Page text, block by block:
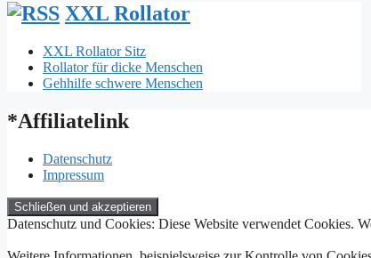
XXL Rollator
XXL Rollator Sitz
Rollator für dicke Menschen
Gehhilfe schwere Menschen
*Affiliatelink
Datenschutz
Impressum
Datenschutz und Cookies: Diese Website verwendet Cookies.